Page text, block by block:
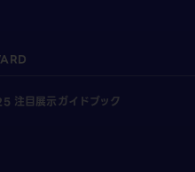
注目展示ガイドブック